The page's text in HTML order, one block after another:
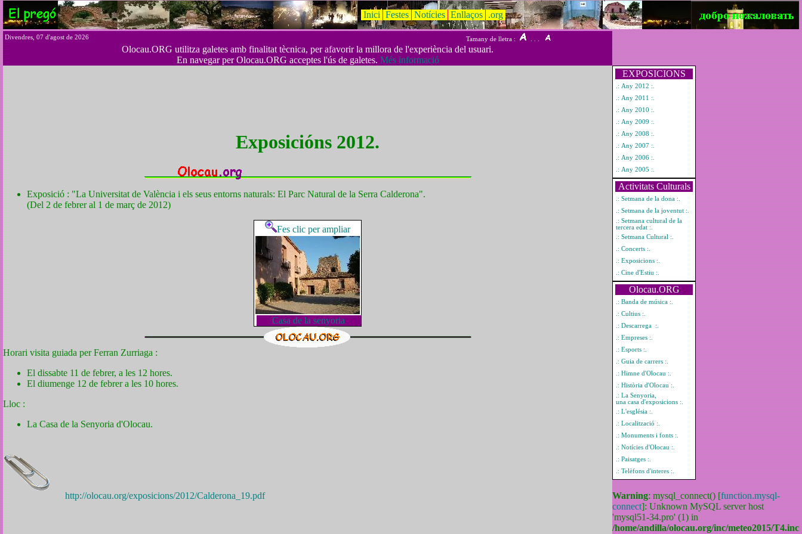
Inici Festes Notícies Enllaços .org
Divendres, 07 d'agost de 2026 Tamany de lletra :
Olocau.ORG utilitza galetes amb finalitat tècnica, per afavorir la millora de l'experiència del usuari.
En navegar per Olocau.ORG acceptes l'ús de galetes. Més informació
Exposicións 2012.
Exposició : "La Universitat de València i els seus entorns naturals: El Parc Natural de la Serra Calderona".
(Del 2 de febrer al 1 de març de 2012)
Fes clic per ampliar
Casa de la senyoria
Horari visita guiada per Ferran Zurriaga :
El dissabte 11 de febrer, a les 12 hores.
El diumenge 12 de febrer a les 10 hores.
Lloc :
La Casa de la Senyoria d'Olocau.
http://olocau.org/exposicions/2012/Calderona_19.pdf
EXPOSICIONS
.: Any 2012 :.
.: Any 2011 :.
.: Any 2010 :.
.: Any 2009 :.
.: Any 2008 :.
.: Any 2007 :.
.: Any 2006 :.
.: Any 2005 :.
Activitats Culturals
.: Setmana de la dona :.
.: Setmana de la joventut :.
.: Setmana cultural de la
tercera edat :.
.: Setmana Cultural :.
.: Concerts :.
.: Exposicions :.
.: Cine d'Estiu :.
Olocau.ORG
.: Banda de música :.
.: Cultius :.
.: Descarrega :.
.: Empreses :.
.: Esports :.
.: Guia de carrers :.
.: Himne d'Olocau :.
.: Història d'Olocau :.
.: La Senyoria,
una casa d'exposicions :.
.: L'església :.
.: Localització :.
.: Monuments i fonts :.
.: Notícies d'Olocau :.
.: Paisatges :.
.: Telèfons d'interes :.
Warning: mysql_connect() [function.mysql-
connect]: Unknown MySQL server host
'mysql51-34.pro' (1) in
/home/andilla/olocau.org/inc/meteo2015/T4.inc